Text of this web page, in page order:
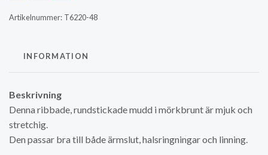
Artikelnummer: T6220-48
INFORMATION
Beskrivning
Denna ribbade, rundstickade mudd i mörkbrunt är mjuk och
stretchig.
Den passar bra till både ärmslut, halsringningar och linning.